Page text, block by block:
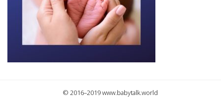
© 2016–2019 www.babytalk.world